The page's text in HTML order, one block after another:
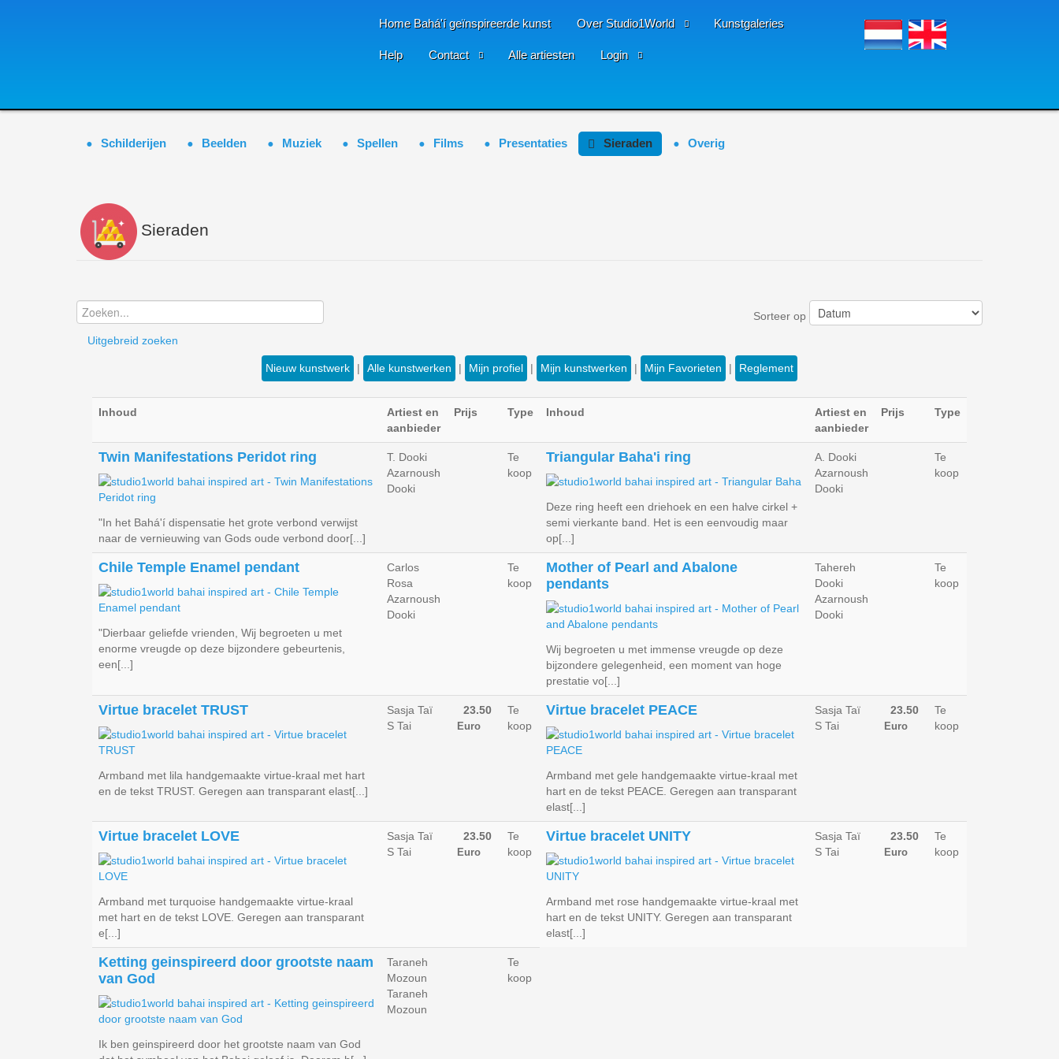
Home Bahá'í geïnspireerde kunst Over Studio1World Kunstgaleries
Help Contact Alle artiesten Login
Schilderijen Beelden Muziek Spellen Films Presentaties Sieraden Overig
Sieraden
Uitgebreid zoeken
Sorteer op
Nieuw kunstwerk | Alle kunstwerken | Mijn profiel | Mijn kunstwerken | Mijn Favorieten | Reglement
Inhoud
Artiest en
aanbieder
Prijs Type Inhoud
Artiest en
aanbieder
Prijs Type
Twin Manifestations Peridot ring
"In het Bahá'í dispensatie het grote verbond verwijst
naar de vernieuwing van Gods oude verbond door[...]
T. Dooki
Azarnoush
Dooki
Te
koop
Triangular Baha'i ring
Deze ring heeft een driehoek en een halve cirkel +
semi vierkante band. Het is een eenvoudig maar
op[...]
A. Dooki
Azarnoush
Dooki
Te
koop
Chile Temple Enamel pendant
"Dierbaar geliefde vrienden, Wij begroeten u met
enorme vreugde op deze bijzondere gebeurtenis,
een[...]
Carlos
Rosa
Azarnoush
Dooki
Te
koop
Mother of Pearl and Abalone
pendants
Wij begroeten u met immense vreugde op deze
bijzondere gelegenheid, een moment van hoge
prestatie vo[...]
Tahereh
Dooki
Azarnoush
Dooki
Te
koop
Virtue bracelet TRUST
Armband met lila handgemaakte virtue-kraal met hart
en de tekst TRUST. Geregen aan transparant elast[...]
Sasja Taï
S Tai
23.50
Euro
Te
koop
Virtue bracelet PEACE
Armband met gele handgemaakte virtue-kraal met
hart en de tekst PEACE. Geregen aan transparant
elast[...]
Sasja Taï
S Tai
23.50
Euro
Te
koop
Virtue bracelet LOVE
Armband met turquoise handgemaakte virtue-kraal
met hart en de tekst LOVE. Geregen aan transparant
e[...]
Sasja Taï
S Tai
23.50
Euro
Te
koop
Virtue bracelet UNITY
Armband met rose handgemaakte virtue-kraal met
hart en de tekst UNITY. Geregen aan transparant
elast[...]
Sasja Taï
S Tai
23.50
Euro
Te
koop
Ketting geinspireerd door grootste naam
van God
Ik ben geinspireerd door het grootste naam van God
Taraneh
Mozoun
Taraneh
Mozoun
Te
koop